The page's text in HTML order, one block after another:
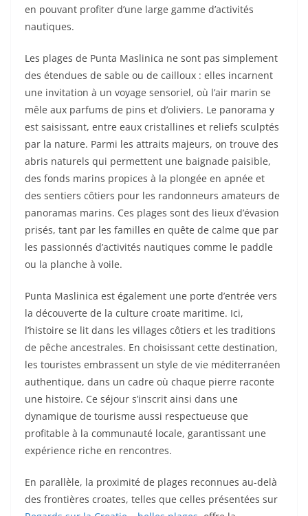
en pouvant profiter d’une large gamme d’activités
nautiques.
Les plages de Punta Maslinica ne sont pas simplement
des étendues de sable ou de cailloux : elles incarnent
une invitation à un voyage sensoriel, où l’air marin se
mêle aux parfums de pins et d’oliviers. Le panorama y
est saisissant, entre eaux cristallines et reliefs sculptés
par la nature. Parmi les attraits majeurs, on trouve des
abris naturels qui permettent une baignade paisible,
des fonds marins propices à la plongée en apnée et
des sentiers côtiers pour les randonneurs amateurs de
panoramas marins. Ces plages sont des lieux d’évasion
prisés, tant par les familles en quête de calme que par
les passionnés d’activités nautiques comme le paddle
ou la planche à voile.
Punta Maslinica est également une porte d’entrée vers
la découverte de la culture croate maritime. Ici,
l’histoire se lit dans les villages côtiers et les traditions
de pêche ancestrales. En choisissant cette destination,
les touristes embrassent un style de vie méditerranéen
authentique, dans un cadre où chaque pierre raconte
une histoire. Ce séjour s’inscrit ainsi dans une
dynamique de tourisme aussi respectueuse que
profitable à la communauté locale, garantissant une
expérience riche en rencontres.
En parallèle, la proximité de plages reconnues au-delà
des frontières croates, telles que celles présentées sur